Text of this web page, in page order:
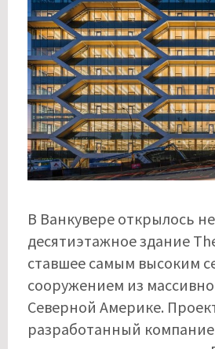
В Ванкувере открылось
десятиэтажное здание
ставшее самым высоким
сооружением из
Северной Америке.
разработанный